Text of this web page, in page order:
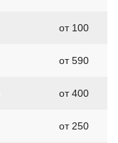
от 100
от 590
от 400
от 250